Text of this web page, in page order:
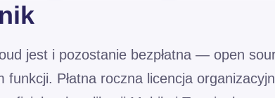
jest i pozostanie bezpłatna — open
funkcji. Płatna roczna licencja